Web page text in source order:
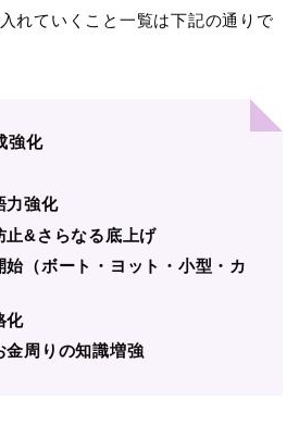
れていくこと一覧は下記の通りで
強化
力強化
止&さらなる底上げ
始（ボート・ヨット・小型・カ
化
金周りの知識増強